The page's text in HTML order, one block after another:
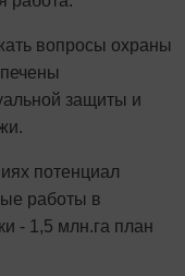
вопросы охраны
защиты и
потенциал
работы в
- 1,5 млн.га план